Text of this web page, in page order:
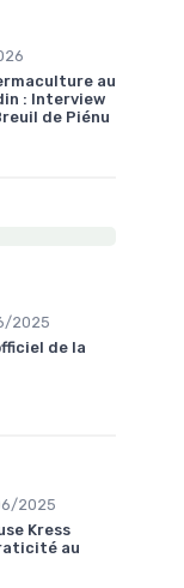
au
: Interview
de Piénu
2025
de la
2025
Kress
au